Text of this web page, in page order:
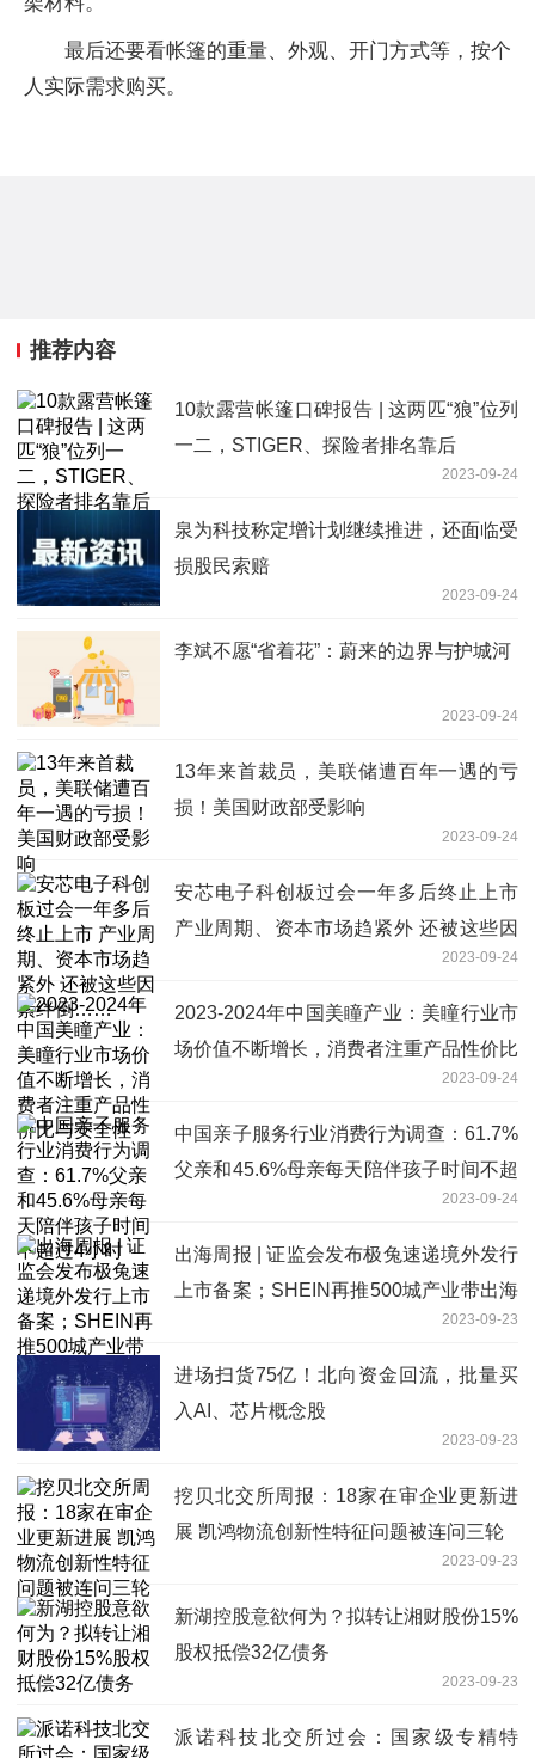
最后还要看帐篷的重量、外观、开门方式等，按个
人实际需求购买。
推荐内容
10款露营帐篷口碑报告 | 这两匹“狼”位列
一二，STIGER、探险者排名靠后
2023-09-24
泉为科技称定增计划继续推进，还面临受
损股民索赔
2023-09-24
李斌不愿“省着花”：蔚来的边界与护城河
2023-09-24
13年来首裁员，美联储遭百年一遇的亏
损！美国财政部受影响
2023-09-24
安芯电子科创板过会一年多后终止上市
产业周期、资本市场趋紧外 还被这些因
2023-09-24
2023-2024年中国美瞳产业：美瞳行业市
场价值不断增长，消费者注重产品性价比
2023-09-24
中国亲子服务行业消费行为调查：61.7%
父亲和45.6%母亲每天陪伴孩子时间不超
2023-09-24
出海周报 | 证监会发布极兔速递境外发行
上市备案；SHEIN再推500城产业带出海
2023-09-23
进场扫货75亿！北向资金回流，批量买
入AI、芯片概念股
2023-09-23
挖贝北交所周报：18家在审企业更新进
展 凯鸿物流创新性特征问题被连问三轮
2023-09-23
新湖控股意欲何为？拟转让湘财股份15%
股权抵偿32亿债务
2023-09-23
派诺科技北交所过会：国家级专精特